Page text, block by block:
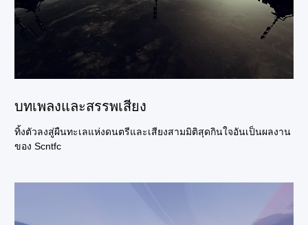
บทเพลงและสรรพเสียง
ทิ้งตัวลงสู่ผืนทะเลแห่งดนตรีและเสียงสามมิติสุดกินใจอันเป็นผลงาน
ของ Scntfc